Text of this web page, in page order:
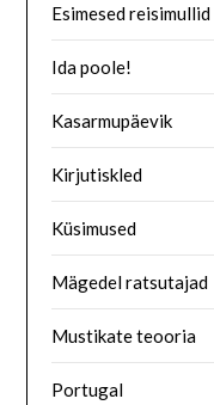
Esimesed reisimullid
Ida poole!
Kasarmupäevik
Kirjutiskled
Küsimused
Mägedel ratsutajad
Mustikate teooria
Portugal